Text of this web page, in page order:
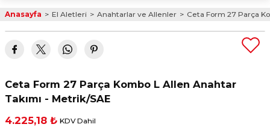
ve Multimetreler
Anasayfa El Aletleri Anahtarlar ve Allenler Ceta Form 27 Parça
Ceta Form 27 Parça Kombo L Allen Anahtar
Takımı - Metrik/SAE
4.225,18 ₺ KDV Dahil